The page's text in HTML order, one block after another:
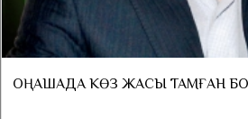
ОҢАШАДА КӨЗ ЖАСЫ ТАМҒАН